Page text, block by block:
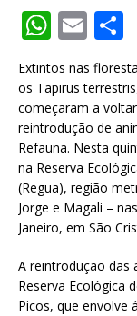
W
at
s
A
p
p
E
m
ai
l
h
e
Extintos nas
os Tapirus
começaram a
reintrodução de
Refauna. Nesta
na Reserva
(Regua), região
Jorge e Magali –
Janeiro, em São
A reintrodução das
Reserva Ecológica
Picos, que envolve